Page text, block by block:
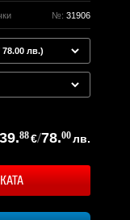
№: 31906
39.88€/78.00лв.